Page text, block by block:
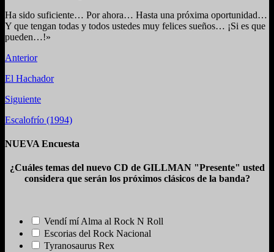
Ha sido suficiente… Por ahora… Hasta una próxima oportunidad…
Y que tengan todas y todos ustedes muy felices sueños… ¡Si es que
pueden…!»
Anterior
El Hachador
Siguiente
Escalofrío (1994)
NUEVA Encuesta
¿Cuáles temas del nuevo CD de GILLMAN "Presente" usted
considera que serán los próximos clásicos de la banda?
Vendí mí Alma al Rock N Roll
Escorias del Rock Nacional
Tyranosaurus Rex